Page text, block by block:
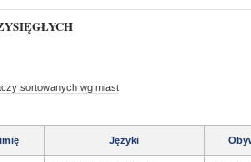
sortowanych wg miast
Języki